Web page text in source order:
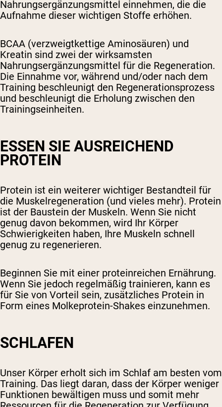
Nahrungsergänzungsmittel einnehmen, die die
Aufnahme dieser wichtigen Stoffe erhöhen.
BCAA (verzweigtkettige Aminosäuren) und
Kreatin sind zwei der wirksamsten
Nahrungsergänzungsmittel für die Regeneration.
Die Einnahme vor, während und/oder nach dem
Training beschleunigt den Regenerationsprozess
und beschleunigt die Erholung zwischen den
Trainingseinheiten.
ESSEN SIE AUSREICHEND
PROTEIN
Protein ist ein weiterer wichtiger Bestandteil für
die Muskelregeneration (und vieles mehr). Protein
ist der Baustein der Muskeln. Wenn Sie nicht
genug davon bekommen, wird Ihr Körper
Schwierigkeiten haben, Ihre Muskeln schnell
genug zu regenerieren.
Beginnen Sie mit einer proteinreichen Ernährung.
Wenn Sie jedoch regelmäßig trainieren, kann es
für Sie von Vorteil sein, zusätzliches Protein in
Form eines Molkeprotein-Shakes einzunehmen.
SCHLAFEN
Unser Körper erholt sich im Schlaf am besten vom
Training. Das liegt daran, dass der Körper weniger
Funktionen bewältigen muss und somit mehr